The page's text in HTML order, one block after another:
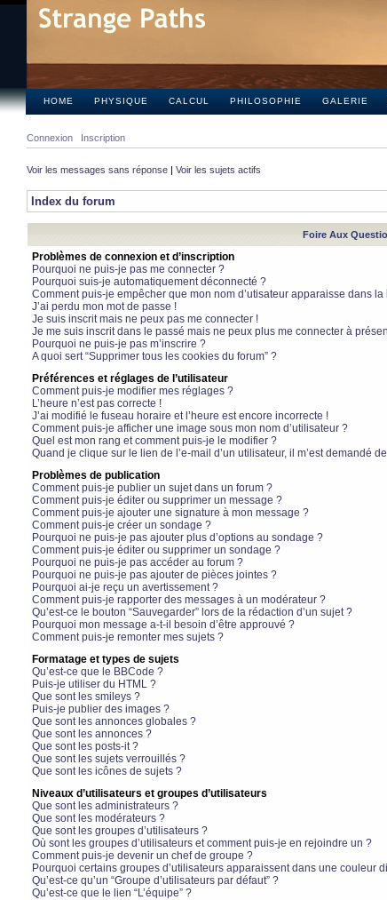
HOME PHYSIQUE CALCUL PHILOSOPHIE GALERIE
Connexion Inscription
Voir les messages sans réponse | Voir les sujets actifs
Index du forum
Foire Aux
Problèmes de connexion et d’inscription
Pourquoi ne puis-je pas me connecter ?
Pourquoi suis-je automatiquement déconnecté ?
Comment puis-je empêcher que mon nom d’utisateur apparaisse dans
J’ai perdu mon mot de passe !
Je suis inscrit mais ne peux pas me connecter !
Je me suis inscrit dans le passé mais ne peux plus me connecter à
Pourquoi ne puis-je pas m’inscrire ?
A quoi sert “Supprimer tous les cookies du forum” ?
Préférences et réglages de l’utilisateur
Comment puis-je modifier mes réglages ?
L’heure n’est pas correcte !
J’ai modifié le fuseau horaire et l’heure est encore incorrecte !
Comment puis-je afficher une image sous mon nom d’utilisateur ?
Quel est mon rang et comment puis-je le modifier ?
Quand je clique sur le lien de l’e-mail d’un utilisateur, il m’est demandé
Problèmes de publication
Comment puis-je publier un sujet dans un forum ?
Comment puis-je éditer ou supprimer un message ?
Comment puis-je ajouter une signature à mon message ?
Comment puis-je créer un sondage ?
Pourquoi ne puis-je pas ajouter plus d’options au sondage ?
Comment puis-je éditer ou supprimer un sondage ?
Pourquoi ne puis-je pas accéder au forum ?
Pourquoi ne puis-je pas ajouter de pièces jointes ?
Pourquoi ai-je reçu un avertissement ?
Comment puis-je rapporter des messages à un modérateur ?
Qu’est-ce le bouton “Sauvegarder” lors de la rédaction d’un sujet ?
Pourquoi mon message a-t-il besoin d’être approuvé ?
Comment puis-je remonter mes sujets ?
Formatage et types de sujets
Qu’est-ce que le BBCode ?
Puis-je utiliser du HTML ?
Que sont les smileys ?
Puis-je publier des images ?
Que sont les annonces globales ?
Que sont les annonces ?
Que sont les posts-it ?
Que sont les sujets verrouillés ?
Que sont les icônes de sujets ?
Niveaux d’utilisateurs et groupes d’utilisateurs
Que sont les administrateurs ?
Que sont les modérateurs ?
Que sont les groupes d’utilisateurs ?
Où sont les groupes d’utilisateurs et comment puis-je en rejoindre un ?
Comment puis-je devenir un chef de groupe ?
Pourquoi certains groupes d’utilisateurs apparaissent dans une couleur
Qu’est-ce qu’un “Groupe d’utilisateurs par défaut” ?
Qu’est-ce que le lien “L’équipe” ?